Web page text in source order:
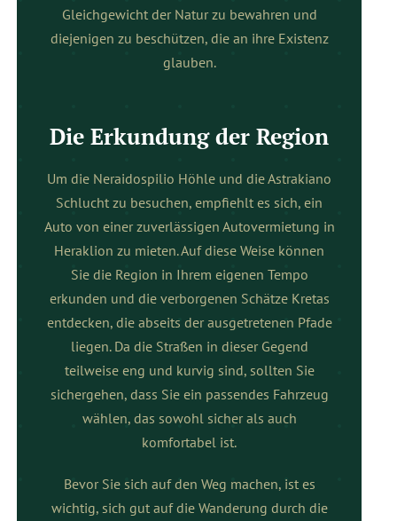
Gleichgewicht der Natur zu bewahren und
diejenigen zu beschützen, die an ihre Existenz
glauben.
Die Erkundung der Region
Um die Neraidospilio Höhle und die Astrakiano
Schlucht zu besuchen, empfiehlt es sich, ein
Auto von einer zuverlässigen Autovermietung in
Heraklion zu mieten. Auf diese Weise können
Sie die Region in Ihrem eigenen Tempo
erkunden und die verborgenen Schätze Kretas
entdecken, die abseits der ausgetretenen Pfade
liegen. Da die Straßen in dieser Gegend
teilweise eng und kurvig sind, sollten Sie
sichergehen, dass Sie ein passendes Fahrzeug
wählen, das sowohl sicher als auch
komfortabel ist.
Bevor Sie sich auf den Weg machen, ist es
wichtig, sich gut auf die Wanderung durch die